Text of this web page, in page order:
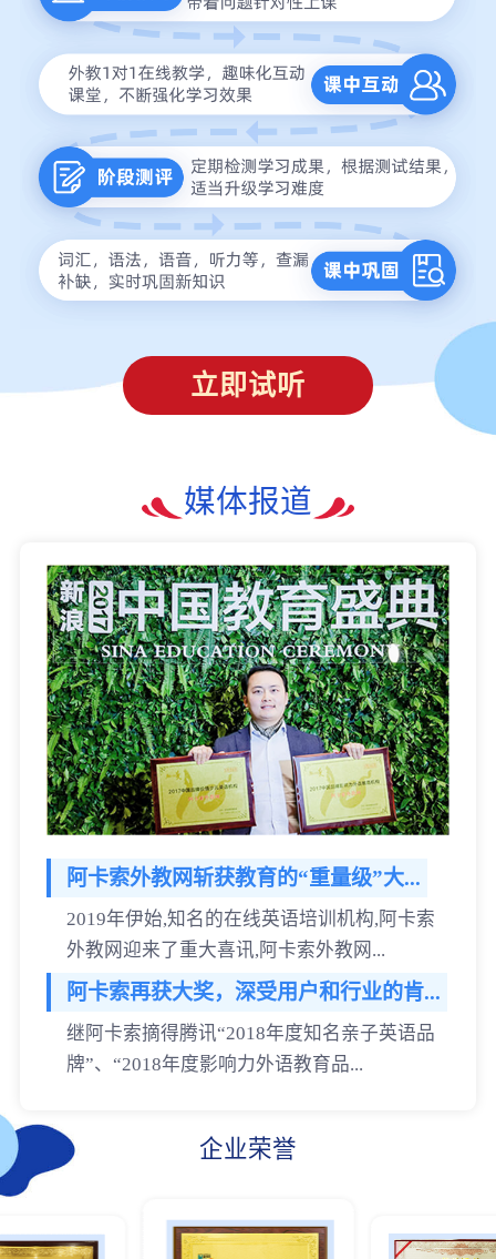
立即试听
媒体报道
阿卡索外教网斩获教育的“重量级”大...
2019年伊始,知名的在线英语培训机构,阿卡索
外教网迎来了重大喜讯,阿卡索外教网...
阿卡索再获大奖，深受用户和行业的肯...
继阿卡索摘得腾讯“2018年度知名亲子英语品
牌”、“2018年度影响力外语教育品...
企业荣誉